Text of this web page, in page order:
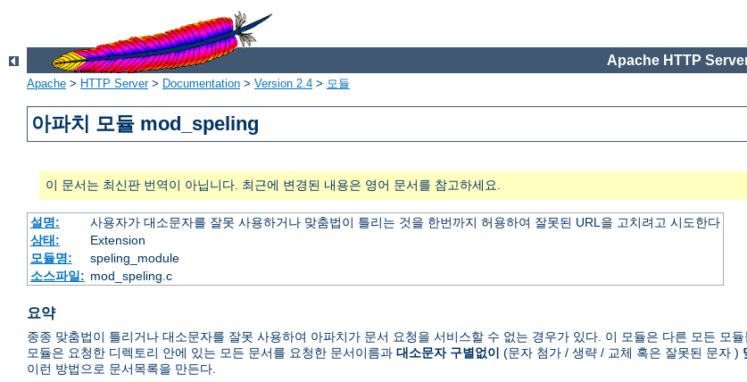
Apache HTTP
Apache > HTTP Server> Documentation > Version 2.4 > 모듈
아파치 모듈 mod_speling
이 문서는 최신판 번역이 아닙니다. 최근에 변경된 내용은 영어 문서를 참고하세요.
설명:
사용자가 대소문자를 잘못 사용하거나 맞춤법이 틀리는 것을 한번까지 허용하여 잘못된 URL을 고치려고 시도한다
상태:
Extension
모듈명:
speling_module
소스파일: mod_speling.c
요약
종종 맞춤법이 틀리거나 대소문자를 잘못 사용하여 아파치가 문서 요청을 서비스할 수 없는 경우가 있다. 이 모듈은 다른 모든 모
모듈은 요청한 디렉토리 안에 있는 모든 문서를 요청한 문서이름과 대소문자 구별없이 (문자 첨가 / 생략 / 교체 혹은 잘못된 문자 )
이런 방법으로 문서목록을 만든다.